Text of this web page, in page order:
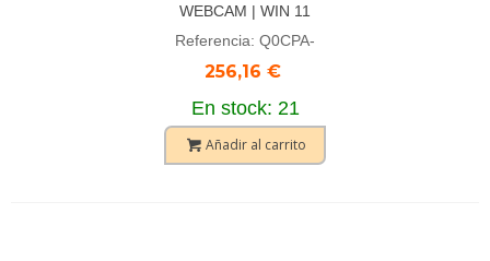
WEBCAM | WIN 11
Referencia: Q0CPA-
256,16 €
En stock: 21
Añadir al carrito